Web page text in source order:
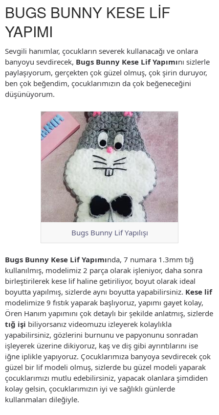
BUGS BUNNY KESE LİF
YAPIMI
Sevgili hanımlar, çocukların severek kullanacağı ve onlara
banyoyu sevdirecek, Bugs Bunny Kese Lif Yapımını sizlerle
paylaşıyorum, gerçekten çok güzel olmuş, çok şirin duruyor,
ben çok beğendim, çocuklarımızın da çok beğeneceğini
düşünüyorum.
Bugs Bunny Lif Yapılışı
Bugs Bunny Kese Lif Yapımında, 7 numara 1.3mm tığ
kullanılmış, modelimiz 2 parça olarak işleniyor, daha sonra
birleştirilerek kese lif haline getiriliyor, boyut olarak ideal
boyutta yapılmış, sizlerde aynı boyutta yapabilirsiniz. Kese lif
modelimize 9 fıstık yaparak başlıyoruz, yapımı gayet kolay,
Ören Hanım yapımını çok detaylı bir şekilde anlatmış, sizlerde
tığ işi biliyorsanız videomuzu izleyerek kolaylıkla
yapabilirsiniz, gözlerini burnunu ve papyonunu sonradan
işleyerek üzerine dikiyoruz, kaş ve diş gibi ayrıntılarını ise
iğne iplikle yapıyoruz. Çocuklarımıza banyoya sevdirecek çok
güzel bir lif modeli olmuş, sizlerde bu güzel modeli yaparak
çocuklarımızı mutlu edebilirsiniz, yapacak olanlara şimdiden
kolay gelsin, çocuklarımızın iyi ve sağlıklı günlerde
kullanmaları dileğiyle.